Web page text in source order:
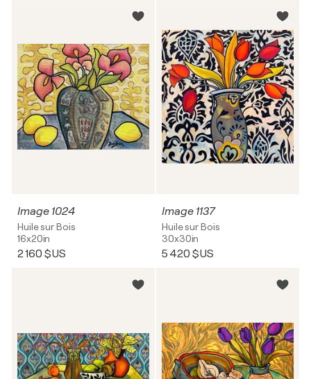
Image 1024
Huile sur Bois
16x20in
2 160 $US
Image 1137
Huile sur Bois
30x30in
5 420 $US